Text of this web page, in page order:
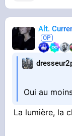
Alt.
Oui au
La lumière, la